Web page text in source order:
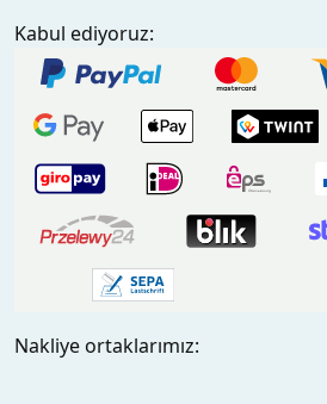
Kabul ediyoruz:
Nakliye ortaklarımız: